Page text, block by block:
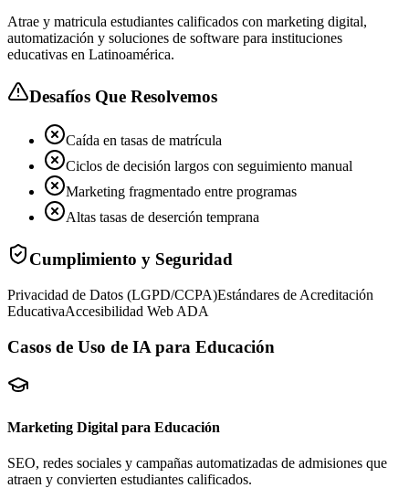
Atrae y matricula estudiantes calificados con marketing digital,
automatización y soluciones de software para instituciones
educativas en Latinoamérica.
Desafíos Que Resolvemos
Caída en tasas de matrícula
Ciclos de decisión largos con seguimiento manual
Marketing fragmentado entre programas
Altas tasas de deserción temprana
Cumplimiento y Seguridad
Privacidad de Datos (LGPD/CCPA)Estándares de Acreditación
EducativaAccesibilidad Web ADA
Casos de Uso de IA para Educación
Marketing Digital para Educación
SEO, redes sociales y campañas automatizadas de admisiones que
atraen y convierten estudiantes calificados.